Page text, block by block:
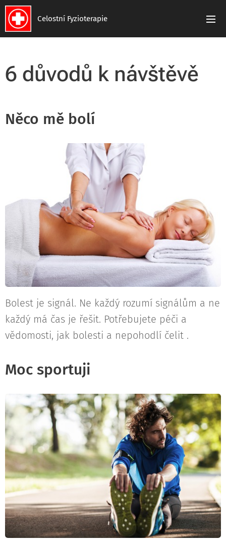
Celostní Fyzioterapie
6 důvodů k návštěvě
Něco mě bolí
Bolest je signál. Ne každý rozumí signálům a ne
každý má čas je řešit. Potřebujete péči a
vědomosti, jak bolesti a nepohodlí čelit .
Moc sportuji